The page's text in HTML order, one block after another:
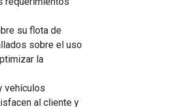
su flota de
sobre el uso
la
vehículos
al cliente y